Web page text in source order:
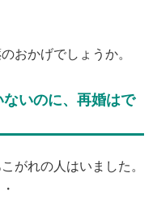
おかげでしょうか。
いのに、再婚はで
がれの人はいました。